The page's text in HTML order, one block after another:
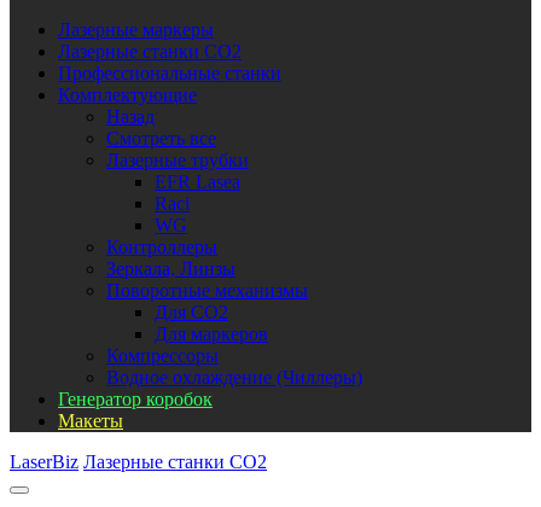
Лазерные маркеры
Лазерные станки CO2
Профессиональные станки
Комплектующие
Назад
Смотреть все
Лазерные трубки
EFR Lasea
Raci
WG
Контроллеры
Зеркала, Линзы
Поворотные механизмы
Для CO2
Для маркеров
Компрессоры
Водное охлаждение (Чиллеры)
Генератор коробок
Макеты
LaserBiz Лазерные станки CO2